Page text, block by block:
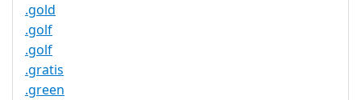
.gold
.golf
.golf
.gratis
.green